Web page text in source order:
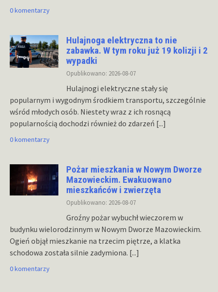
0 komentarzy
Hulajnoga elektryczna to nie
zabawka. W tym roku już 19 kolizji i 2
wypadki
Opublikowano: 2026-08-07
Hulajnogi elektryczne stały się
popularnym i wygodnym środkiem transportu, szczególnie
wśród młodych osób. Niestety wraz z ich rosnącą
popularnością dochodzi również do zdarzeń [...]
0 komentarzy
Pożar mieszkania w Nowym Dworze
Mazowieckim. Ewakuowano
mieszkańców i zwierzęta
Opublikowano: 2026-08-07
Groźny pożar wybuchł wieczorem w
budynku wielorodzinnym w Nowym Dworze Mazowieckim.
Ogień objął mieszkanie na trzecim piętrze, a klatka
schodowa została silnie zadymiona. [...]
0 komentarzy